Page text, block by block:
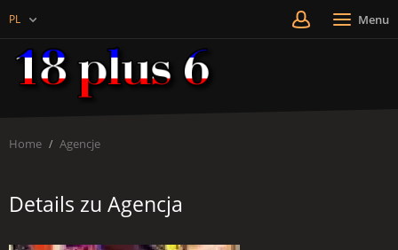
PL Menu
Home Agencje
Details zu Agencja